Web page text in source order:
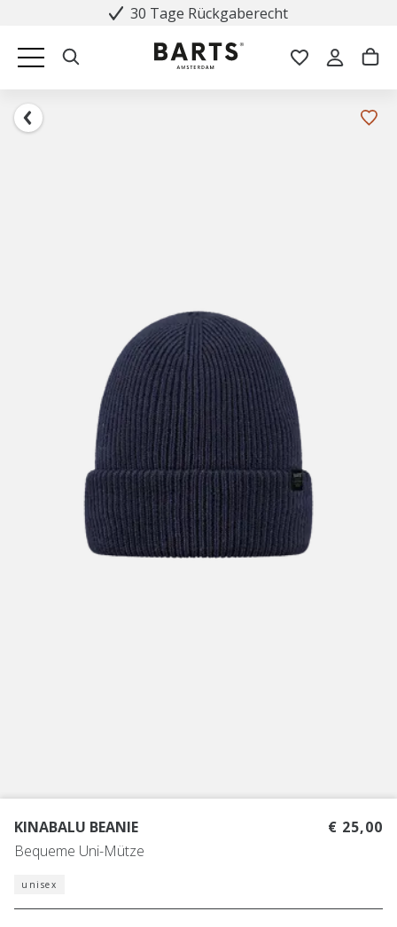
30 Tage Rückgaberecht
KINABALU BEANIE
Bequeme Uni-Mütze
€ 25,00
unisex